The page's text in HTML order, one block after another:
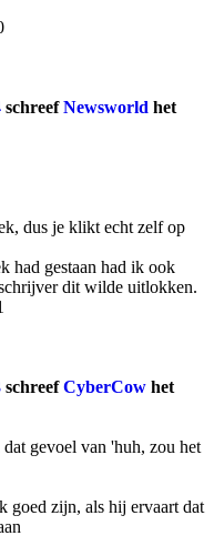
schreefNewsworld het
dus je klikt echt zelf op
had gestaan had ik ook
dit wilde uitlokken.
schreefCyberCow het
gevoel van 'huh, zou het
goed zijn, als hij ervaart dat